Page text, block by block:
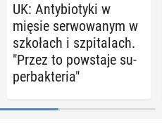
UK: An­ty­bio­ty­ki w
mięsie ser­wo­wa­nym w
szko­łach i szpi­ta­lach.
"Przez to po­wsta­je su­
per­bak­te­ria"